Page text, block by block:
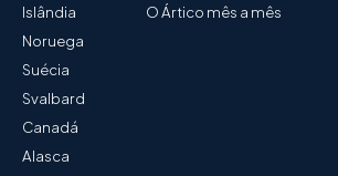
Islândia
Noruega
Suécia
Svalbard
Canadá
Alasca
O Ártico mês a mês